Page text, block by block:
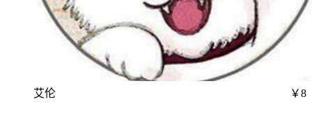
艾伦 ￥8